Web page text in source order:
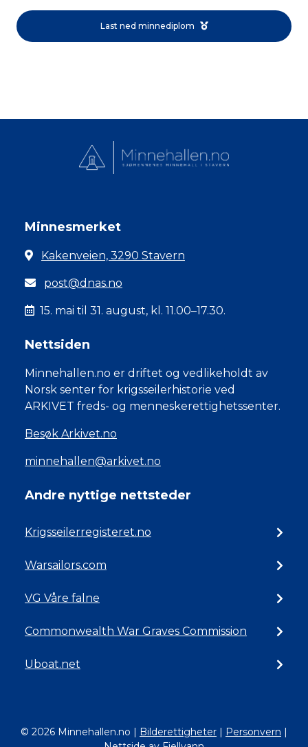
Last ned minnediplom
Minnesmerket
Kakenveien, 3290 Stavern
post@dnas.no
15. mai til 31. august, kl. 11.00–17.30.
Nettsiden
Minnehallen.no er driftet og vedlikeholdt av
Norsk senter for krigsseilerhistorie ved
ARKIVET freds- og menneskerettighetssenter.
Besøk Arkivet.no
minnehallen@arkivet.no
Andre nyttige nettsteder
Krigsseilerregisteret.no
Warsailors.com
VG Våre falne
Commonwealth War Graves Commission
Uboat.net
© 2026 Minnehallen.no | Bilderettigheter | Personvern |
Norsk bokmål